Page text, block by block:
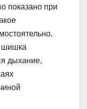
показано при
шишка
дыхание,